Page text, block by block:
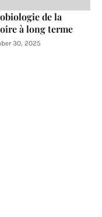
de la
à long terme
30, 2025